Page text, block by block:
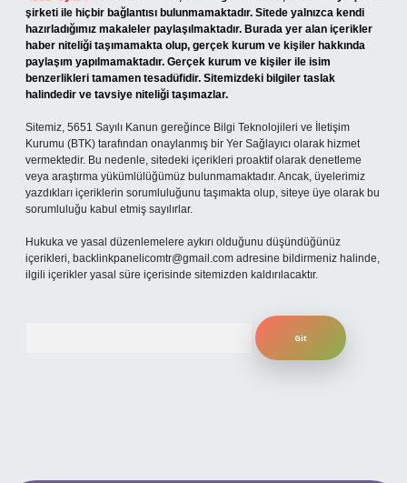
şirketi ile hiçbir bağlantısı bulunmamaktadır. Sitede yalnızca kendi
hazırladığımız makaleler paylaşılmaktadır. Burada yer alan içerikler
haber niteliği taşımamakta olup, gerçek kurum ve kişiler hakkında
paylaşım yapılmamaktadır. Gerçek kurum ve kişiler ile isim
benzerlikleri tamamen tesadüfidir. Sitemizdeki bilgiler taslak
halindedir ve tavsiye niteliği taşımazlar.
Sitemiz, 5651 Sayılı Kanun gereğince Bilgi Teknolojileri ve İletişim
Kurumu (BTK) tarafından onaylanmış bir Yer Sağlayıcı olarak hizmet
vermektedir. Bu nedenle, sitedeki içerikleri proaktif olarak denetleme
veya araştırma yükümlülüğümüz bulunmamaktadır. Ancak, üyelerimiz
yazdıkları içeriklerin sorumluluğunu taşımakta olup, siteye üye olarak bu
sorumluluğu kabul etmiş sayılırlar.
Hukuka ve yasal düzenlemelere aykırı olduğunu düşündüğünüz
içerikleri, backlinkpanelicomtr@gmail.com adresine bildirmeniz halinde,
ilgili içerikler yasal süre içerisinde sitemizden kaldırılacaktır.